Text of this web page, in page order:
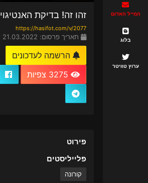
המייל האדום
בלוג
ערוץ טוויטר
זהו זה! בדיקת האנטיגוי 21-03-2022
https://hasifot.com/v/2077
תאריך פרסום: 21.03.2022 10:02
הרשמה לעדכונים
פירוט
פלייליסטים
קורונה